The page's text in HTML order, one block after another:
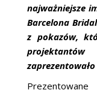
najważniejsze
Barcelona
z pokazów,